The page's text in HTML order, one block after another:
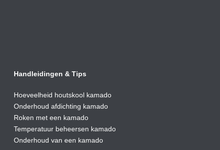
Handleidingen & Tips
Hoeveelheid houtskool kamado
Onderhoud afdichting kamado
Roken met een kamado
Temperatuur beheersen kamado
Onderhoud van een kamado